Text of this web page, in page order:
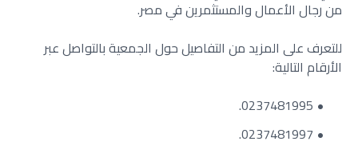
من رجال الأعمال والمستثمرين في مصر.
للتعرف على المزيد من التفاصيل حول الجمعية بالتواصل عبر
الأرقام التالية:
0237481995.
0237481997.